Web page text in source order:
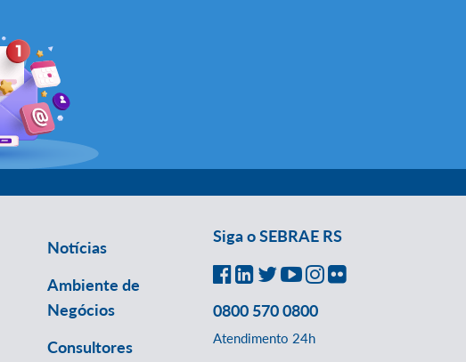
Notícias
Ambiente de
Negócios
Consultores
Siga o SEBRAE RS
0800 570 0800
Atendimento 24h